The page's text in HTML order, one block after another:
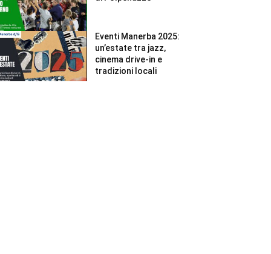
Eventi Manerba 2025:
un’estate tra jazz,
cinema drive-in e
tradizioni locali